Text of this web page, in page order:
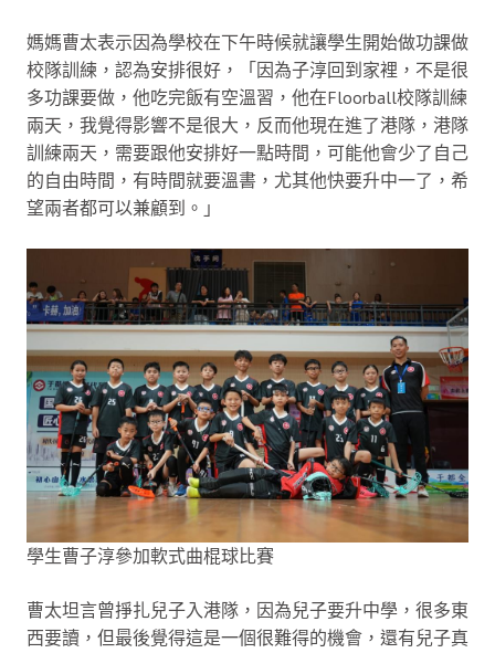
媽媽曹太表示因為學校在下午時候就讓學生開始做功課做
校隊訓練，認為安排很好，「因為子淳回到家裡，不是很
多功課要做，他吃完飯有空溫習，他在Floorball校隊訓練
兩天，我覺得影響不是很大，反而他現在進了港隊，港隊
訓練兩天，需要跟他安排好一點時間，可能他會少了自己
的自由時間，有時間就要溫書，尤其他快要升中一了，希
望兩者都可以兼顧到。」
學生曹子淳參加軟式曲棍球比賽
曹太坦言曾掙扎兒子入港隊，因為兒子要升中學，很多東
西要讀，但最後覺得這是一個很難得的機會，還有兒子真